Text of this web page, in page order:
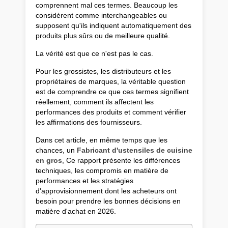
comprennent mal ces termes. Beaucoup les
considèrent comme interchangeables ou
supposent qu'ils indiquent automatiquement des
produits plus sûrs ou de meilleure qualité.
La vérité est que ce n'est pas le cas.
Pour les grossistes, les distributeurs et les
propriétaires de marques, la véritable question
est de comprendre ce que ces termes signifient
réellement, comment ils affectent les
performances des produits et comment vérifier
les affirmations des fournisseurs.
Dans cet article, en même temps que les
chances, un Fabricant d'ustensiles de cuisine
en gros , Ce rapport présente les différences
techniques, les compromis en matière de
performances et les stratégies
d'approvisionnement dont les acheteurs ont
besoin pour prendre les bonnes décisions en
matière d'achat en 2026.